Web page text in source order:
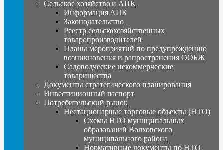
Сельское хозяйство и АПК
Информация АПК
Законодательство
Реестр сельскохозяйственных
товаропроизводителей
Планы мероприятий по предупреждению
возникновения и рапространения ООБЖ
Садоводческие некоммерческие
товарищества
Документы стратегического планирования
Инвестиционный паспорт
Потребительский рынок
Нестационарные торговые объекты (НТО)
Схемы НТО муниципальных
образований Волховского
муниципального района
Нормативные документы по НТО